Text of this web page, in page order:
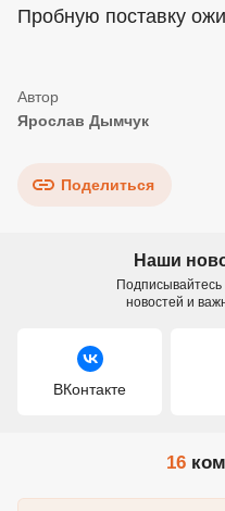
Пробную поставку
Ярослав Дымчук
Поделиться
Наши
Подписывайтесь
новостей и
ВКонтакте
16